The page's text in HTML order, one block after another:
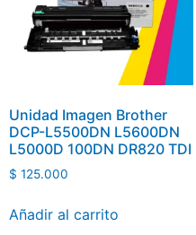
Unidad Imagen Brother
DCP-L5500DN L5600DN
L5000D 100DN DR820 TDI
$ 125.000
Añadir al carrito